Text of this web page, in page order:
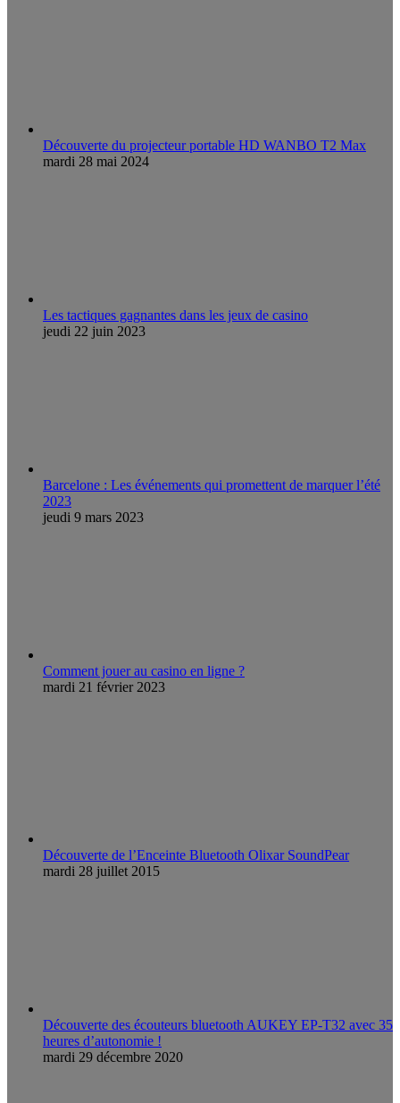
Découverte du projecteur portable HD WANBO T2 Max
mardi 28 mai 2024
Les tactiques gagnantes dans les jeux de casino
jeudi 22 juin 2023
Barcelone : Les événements qui promettent de marquer l’été
2023
jeudi 9 mars 2023
Comment jouer au casino en ligne ?
mardi 21 février 2023
Découverte de l’Enceinte Bluetooth Olixar SoundPear
mardi 28 juillet 2015
Découverte des écouteurs bluetooth AUKEY EP-T32 avec 35
heures d’autonomie !
mardi 29 décembre 2020